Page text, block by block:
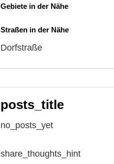
Gebiete in der Nähe
Straßen in der Nähe
Dorfstraße
posts_title
no_posts_yet
share_thoughts_hint